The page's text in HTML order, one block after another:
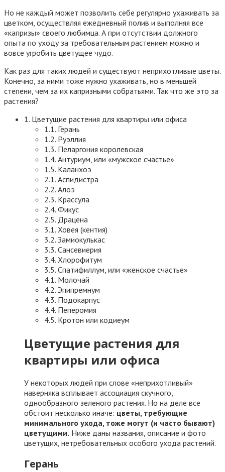
Но не каждый может позволить себе регулярно ухаживать за
цветком, осуществляя ежедневный полив и выполняя все
«капризы» своего любимца. А при отсутствии должного
опыта по уходу за требовательным растением можно и
вовсе угробить цветущее чудо.
Как раз для таких людей и существуют неприхотливые цветы.
Конечно, за ними тоже нужно ухаживать, но в меньшей
степени, чем за их капризными собратьями. Так что же это за
растения?
1. Цветущие растения для квартиры или офиса
1.1. Герань
1.2. Руэллия
1.3. Пеларгония королевская
1.4. Антуриум, или «мужское счастье»
1.5. Каланхоэ
2.1. Аспидистра
2.2. Алоэ
2.3. Крассула
2.4. Фикус
2.5. Драцена
3.1. Ховея (кентия)
3.2. Замиокулькас
3.3. Сансевиерия
3.4. Хлорофитум
3.5. Спатифиллум, или «женское счастье»
4.1. Молочай
4.2. Эпипремнум
4.3. Подокарпус
4.4. Пеперомия
4.5. Кротон или кодиеум
Цветущие растения для
квартиры или офиса
У некоторых людей при слове «неприхотливый»
наверняка всплывает ассоциация скучного,
однообразного зеленого растения. Но на деле все
обстоит несколько иначе: цветы, требующие
минимального ухода, тоже могут (и часто бывают)
цветущими. Ниже даны названия, описание и фото
цветущих, нетребовательных особого ухода растений.
Герань